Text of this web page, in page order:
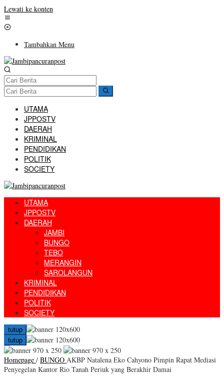
Lewati ke konten
Tambahkan Menu
UTAMA
JPPOSTV
DAERAH
KRIMINAL
PENDIDIKAN
POLITIK
SOCIETY
UTAMA
JPPOSTV
DAERAH
JAMBI
BUNGO
TEBO
MERANGIN
SAROLANGUN
KRIMINAL
PENDIDIKAN
POLITIK
SOCIETY
tutup
tutup
Homepage / BUNGO AKBP Natalena Eko Cahyono Pimpin Rapat Mediasi
Penyegelan Kantor Rio Tanah Periuk yang Berakhir Damai